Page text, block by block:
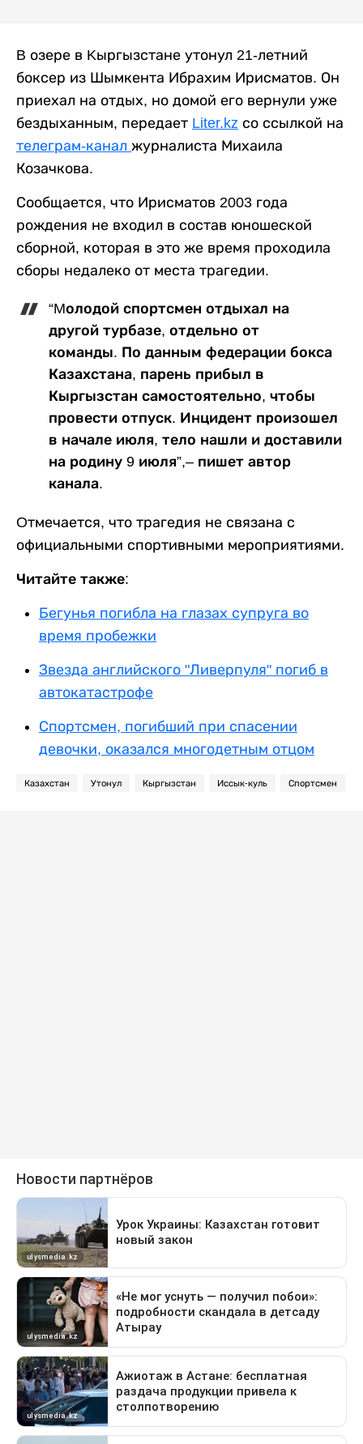
B озере в Kыргызстане утонул 21-летний
боксер из Шымкента Ибрахим Ирисматов. Он
приехал на отдых, но домой его вернули уже
бездыханным, передает Liter.kz со ссылкой на
телеграм-канал журналиста Михаила
Козачкова.
Сообщается, что Ирисматов 2003 года
рождения не входил в состав юношеской
сборной, которая в это же время проходила
сборы недалеко от места трагедии.
“Mолодой спортсмен отдыхал на
другой турбазе, отдельно от
команды. По данным федерации бокса
Казахстана, парень прибыл в
Кыргызстан самостоятельно, чтобы
провести отпуск. Инцидент произошел
в начале июля, тело нашли и доставили
на родину 9 июля”,– пишет автор
канала.
Oтмечается, что трагедия не связана с
официальными спортивными мероприятиями.
Читайте также:
Бегунья погибла на глазах супруга во
время пробежки
Звезда английского "Ливерпуля" погиб в
автокатастрофе
Спортсмен, погибший при спасении
девочки, оказался многодетным отцом
Казахстан Утонул Кыргызстан Иссык-куль Спортсмен